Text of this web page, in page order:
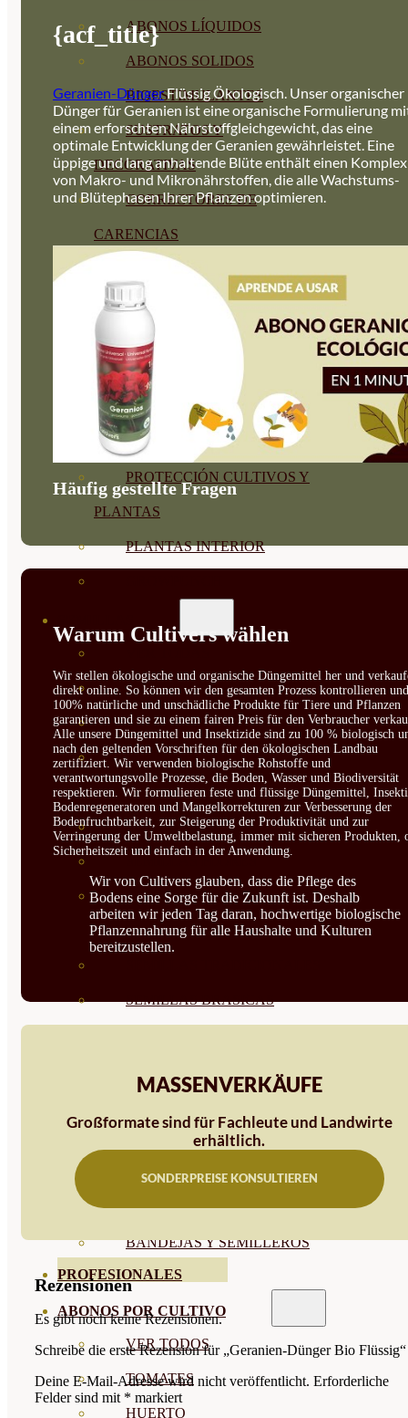
ABONOS LÍQUIDOS
ABONOS SOLIDOS
BIOESTIMULANTES
SUSTRATOS Y
DECORATIVAS
CORRECTORES DE
CARENCIAS
ENRAIZANTES
MADURACIÓN Y ENGORDE
REGENERADORES DEL
SUELO
ÁCIDOS HÚMICOS
MATERIAS PRIMAS
PROTECCIÓN CULTIVOS Y
PLANTAS
PLANTAS INTERIOR
BIODINÁMICAS DEMETER
HORTALIZA FRUTO
SEMILLAS HORTALIZA DE
HOJA
SEMILLAS AROMÁTICAS
SEMILLAS FLORES
COMESTIBLES
SEMILLAS BRASICAS
CUBIERTAS VEGETALES
TIRAS DE SEMILLAS
BOMBAS DE SEMILLAS
BANDEJAS Y SEMILLEROS
PROFESIONALES
ABONOS POR CULTIVO
VER TODOS
TOMATES
HUERTO
{acf_title}
Geranien-DüngerFlüssig Ökologisch. Unser organischer
Dünger für Geranien ist eine organische Formulierung
einem erforschten Nährstoffgleichgewicht, das eine
optimale Entwicklung der Geranien gewährleistet. Eine
üppige und lang anhaltende Blüte enthält einen Komplex
von Makro- und Mikronährstoffen, die alle Wachstums-
und Blütephasen Ihrer Pflanzen optimieren.
Häufig gestellte Fragen
Warum Cultivers wählen
Wir stellen ökologische und organische Düngemittel her und
direkt online. So können wir den gesamten Prozess kontrollieren und
100% natürliche und unschädliche Produkte für Tiere und Pflanzen
garantieren und sie zu einem fairen Preis für den Verbraucher
Alle unsere Düngemittel und Insektizide sind zu 100 % biologisch
nach den geltenden Vorschriften für den ökologischen Landbau
zertifiziert. Wir verwenden biologische Rohstoffe und
verantwortungsvolle Prozesse, die Boden, Wasser und Biodiversität
respektieren. Wir formulieren feste und flüssige Düngemittel,
Bodenregeneratoren und Mangelkorrekturen zur Verbesserung der
Bodenfruchtbarkeit, zur Steigerung der Produktivität und zur
Verringerung der Umweltbelastung, immer mit sicheren Produkten,
Sicherheitszeit und einfach in der Anwendung.
Wir von Cultivers glauben, dass die Pflege des
Bodens eine Sorge für die Zukunft ist. Deshalb
arbeiten wir jeden Tag daran, hochwertige biologische
Pflanzennahrung für alle Haushalte und Kulturen
bereitzustellen.
MASSENVERKÄUFE
Großformate sind für Fachleute und Landwirte
erhältlich.
SONDERPREISE KONSULTIEREN
Rezensionen
Es gibt noch keine Rezensionen.
Schreibe die erste Rezension für „Geranien-Dünger Bio Flüssig“
Deine E-Mail-Adresse wird nicht veröffentlicht. Erforderliche
Felder sind mit * markiert